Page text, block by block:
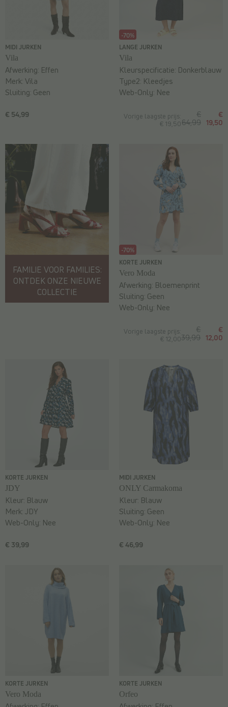
MIDI JURKEN
Vila
€ 54,99
Afwerking: Effen
Merk:Vila
Sluiting: Geen
-70%
LANGE JURKEN
Vila
Vorige laagste prijs:
€ 19,50
€
64,99
€
19,50
Kleurspecificatie: Donkerblauw
Type2: Kleedjes
Web-Only: Nee
FAMILIE VOOR FAMILIES:
ONTDEK ONZE NIEUWE
COLLECTIE
-70%
KORTE JURKEN
Vero Moda
Vorige laagste prijs:
€ 12,00
€
39,99
€
12,00
Afwerking: Bloemenprint
Sluiting: Geen
Web-Only: Nee
KORTE JURKEN
JDY
€ 39,99
Kleur: Blauw
Merk:JDY
Web-Only: Nee
MIDI JURKEN
ONLY Carmakoma
€ 46,99
Kleur: Blauw
Sluiting: Geen
Web-Only: Nee
KORTE JURKEN
Vero Moda
KORTE JURKEN
Orfeo